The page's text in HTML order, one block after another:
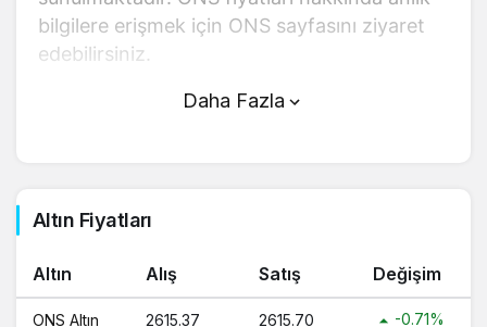
bilgilere erişmek için ONS sayfasını ziyaret
edebilirsiniz.
ONS (TL) fiyatı bugün yükseldi.
işlem hacmi 0. Fiyatı son 24 saatte
-0,710000 değişim göstermiştir..
ONS hesaplama işlemleri için, sayfanın
üstünde yer alan çevirici aracını kullanarak
Daha Fazla
Altın Fiyatları
Altın Alış Satış Değişim
ONS Altın 2615.37 2615.70 -0.71%